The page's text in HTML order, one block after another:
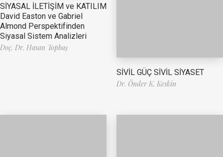
SİYASAL İLETİŞİM ve KATILIM
David Easton ve Gabriel
Almond Perspektifinden
Siyasal Sistem Analizleri
Doç. Dr. Hasan Topbaş
SİVİL GÜÇ SİVİL SİYASET
Dr. Önder K. Keskin